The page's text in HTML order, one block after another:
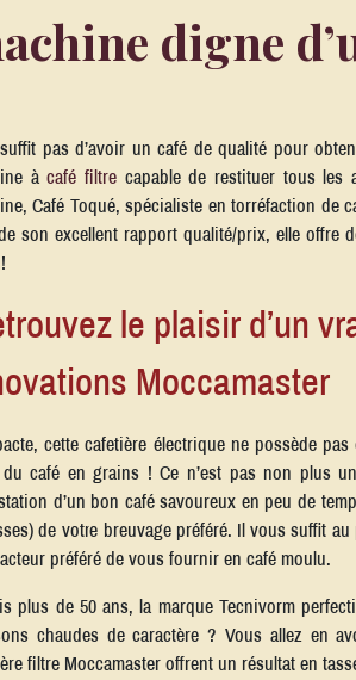
digne
pas d’avoir un café de qualité pour
àcafé filtrecapable de restituer tous les
Café Toqué, spécialiste en torréfaction de
son excellent rapport qualité/prix, elle offre
le plaisir d’un
Moccamaster
cette cafetière électrique ne possède
café en grains ! Ce n’est pas non plus
d’un bon café savoureux en peu de
de votre breuvage préféré. Il vous suffit
préféré de vous fournir en café moulu.
plus de 50 ans, la marque Tecnivorm
chaudes de caractère ? Vous allez en
filtre Moccamaster offrent un résultat en